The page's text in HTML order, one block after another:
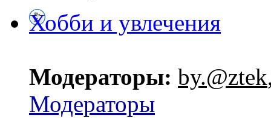
Хобби и увлечения
Модераторы: by.@ztek
Модераторы